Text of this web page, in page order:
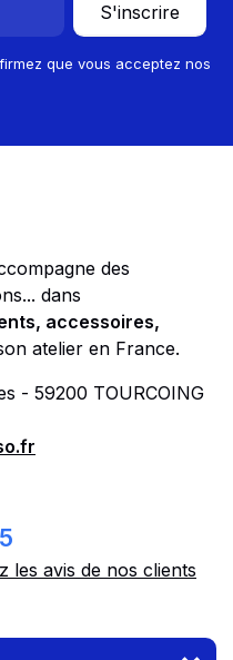
S'inscrire
que vous acceptez nos
des
dans
accessoires,
atelier en France.
- 59200 TOURCOING
les avis de nos clients